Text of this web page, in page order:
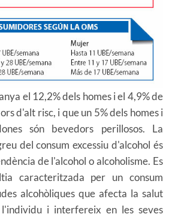
el 12,2% dels homes i el 4,9% de
d'alt risc, i que un 5% dels homes i
són bevedors perillosos. La
del consum excessiu d'alcohol és
de l'alcohol o alcoholisme. Es
caracteritzada per un consum
alcohòliques que afecta la salut
i interfereix en les seves